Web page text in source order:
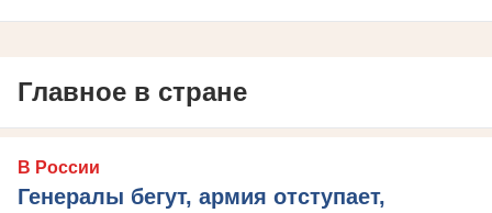
Главное в стране
В России
Генералы бегут, армия отступает,